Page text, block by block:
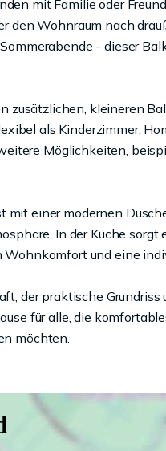
mit Familie oder
den Wohnraum nach
- dieser
zusätzlichen, kleineren
als Kinderzimmer,
Möglichkeiten,
mit einer modernen
In der Küche
und eine
der praktische
für alle, die
möchten.